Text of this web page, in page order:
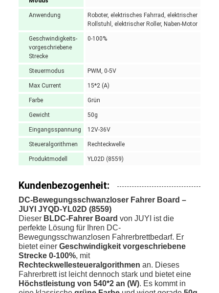
Anwendung
Roboter, elektrisches Fahrrad, elektrischer
Rollstuhl, elektrischer Roller, Naben-Motor
Geschwindigkeits-
vorgeschriebene
Strecke
0-100%
Steuermodus PWM, 0-5V
Max Current 15*2 (A)
Farbe Grün
Gewicht 50g
Eingangsspannung 12V-36V
Steueralgorithmen Rechteckwelle
Produktmodell YL02D (8559)
Kundenbezogenheit:
DC-Bewegungsschwanzloser Fahrer Board –
JUYI JYQD-YL02D (8559)
Dieser BLDC-Fahrer Board von JUYI ist die
perfekte Lösung für Ihren DC-
Bewegungsschwanzlosen Fahrerbrettbedarf. Er
bietet einer Geschwindigkeit vorgeschriebene
Strecke 0-100%, mit
Rechteckwellesteueralgorithmen an. Dieses
Fahrerbrett ist leicht dennoch stark und bietet eine
Höchstleistung von 540*2 an (W). Es kommt in